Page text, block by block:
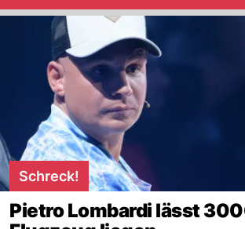
Schreck!
Pietro Lombardi lässt